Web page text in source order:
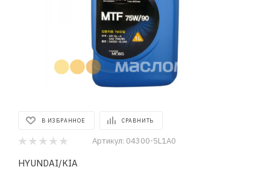
В ИЗБРАННОЕ СРАВНИТЬ
Артикул: 04300-5L1A0
HYUNDAI/KIA